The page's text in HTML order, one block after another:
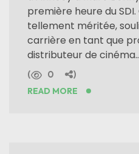
première heure du
tellement méritée,
carrière en tant que
distributeur de
READ MORE
0